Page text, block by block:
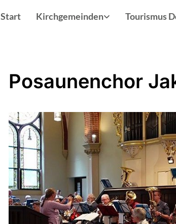
Start Kirchgemeinden Tourismus
Posaunenchor